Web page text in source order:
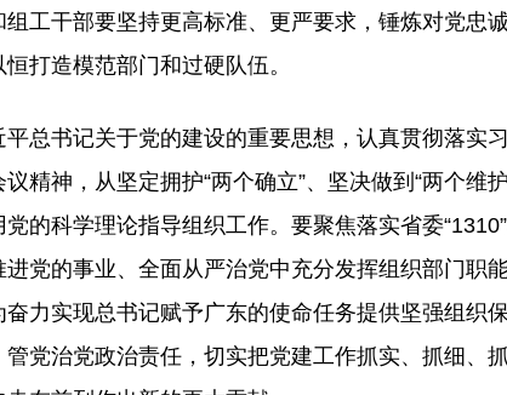
工干部要坚持更高标准、更严要求，锤炼对党忠
打造模范部门和过硬队伍。
总书记关于党的建设的重要思想，认真贯彻落实
精神，从坚定拥护“两个确立”、坚决做到“两个维
的科学理论指导组织工作。要聚焦落实省委
党的事业、全面从严治党中充分发挥组织部门职
力实现总书记赋予广东的使命任务提供坚强组织
党治党政治责任，切实把党建工作抓实、抓细、